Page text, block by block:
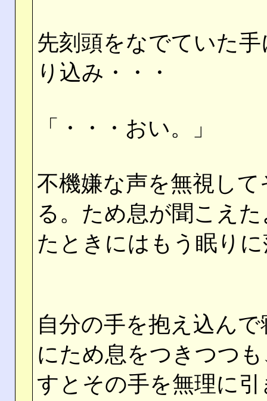
先刻頭をなでていた
り込み・・・
「・・・おい。」
不機嫌な声を無視し
る。ため息が聞こえ
たときにはもう眠り
自分の手を抱え込ん
にため息をつきつつ
すとその手を無理に